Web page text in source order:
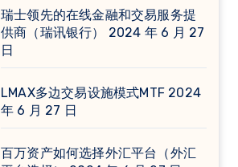
瑞士领先的在线金融和交易服务提
供商（瑞讯银行）
2024 年 6 月 27
日
LMAX多边交易设施模式MTF 2024
年 6 月 27 日
百万资产如何选择外汇平台（外汇